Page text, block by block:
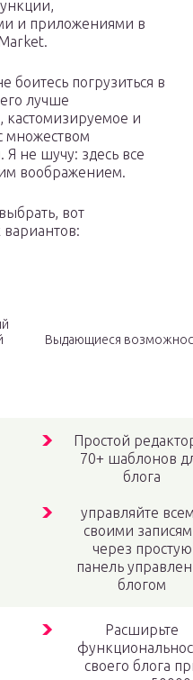
и приложениями в
боитесь погрузиться в
лучше
кастомизируемое и
множеством
не шучу: здесь все
воображением.
вот
вариантов:
Выдающиеся
Простой
70+ шаблонов
блога
управляйте
своими
через простую
панель
блогом
Расширьте
своего блога